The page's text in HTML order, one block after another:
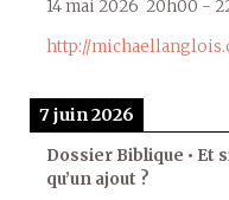
14 mai 2026 20h00 -
http://
7 juin 2026
Dossier Biblique • Et
qu’un ajout ?